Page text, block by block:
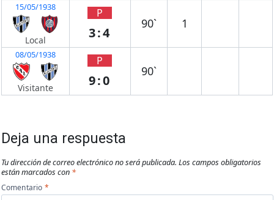
15/05/1938
Local
P
3:4
90` 1
08/05/1938
Visitante
P
9:0
90`
Deja una respuesta
Tu dirección de correo electrónico no será publicada. Los campos obligatorios
están marcados con *
Comentario *